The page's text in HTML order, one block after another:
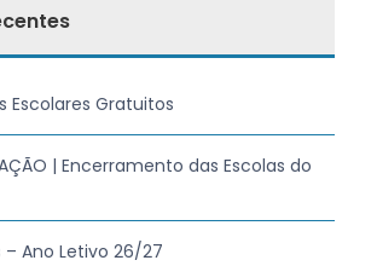
Escolares Gratuitos
| Encerramento das Escolas do
– Ano Letivo 26/27